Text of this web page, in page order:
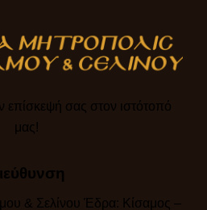
επίσκεψή σας στον ιστότοπό
μας!​
& Σελίνου Έδρα: Κίσαμος –